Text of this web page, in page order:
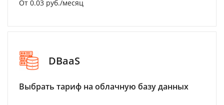
От 0.03 руб./месяц
DBaaS
Выбрать тариф на облачную базу данных